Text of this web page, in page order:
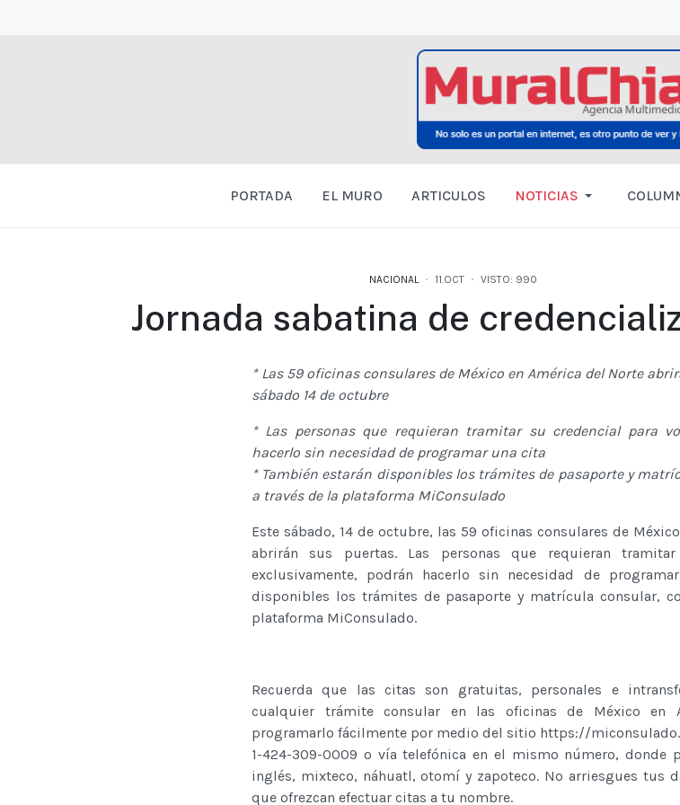
PORTADA EL MURO ARTICULOS NOTICIAS
NACIONAL 11.OCT VISTO: 990
Jornada sabatina de
* Las 59 oficinas consulares de México en América del Norte
sábado 14 de octubre
* Las personas que requieran tramitar su credencial para
hacerlo sin necesidad de programar una cita
* También estarán disponibles los trámites de pasaporte y
a través de la plataforma MiConsulado
Este sábado, 14 de octubre, las 59 oficinas consulares de
abrirán sus puertas. Las personas que requieran
exclusivamente, podrán hacerlo sin necesidad de
disponibles los trámites de pasaporte y matrícula consular,
plataforma MiConsulado.
Recuerda que las citas son gratuitas, personales e
cualquier trámite consular en las oficinas de México en
programarlo fácilmente por medio del sitio https://
1-424-309-0009 o vía telefónica en el mismo número, donde
inglés, mixteco, náhuatl, otomí y zapoteco. No arriesgues tus
que ofrezcan efectuar citas a tu nombre.